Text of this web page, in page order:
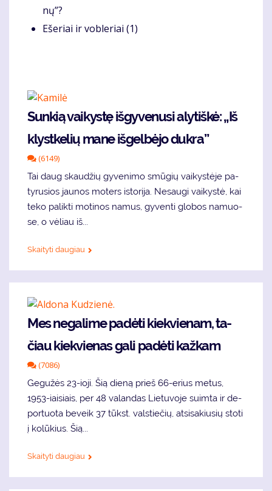
nų”?
Eše­riai ir vob­le­riai (1)
Sun­kią vai­kys­tę iš­gy­ve­nu­si aly­tiš­kė: „Iš
klyst­ke­lių ma­ne iš­gel­bė­jo duk­ra”
(6149)
Tai daug skau­džių gy­ve­ni­mo smū­gių vai­kys­tė­je pa­
ty­ru­sios jau­nos mo­ters is­to­ri­ja. Ne­sau­gi vai­kys­tė, kai
te­ko pa­lik­ti mo­ti­nos na­mus, gy­ven­ti glo­bos na­muo­
se, o vė­liau iš...
Skaityti daugiau
Mes ne­ga­li­me pa­dė­ti kiek­vie­nam, ta­
čiau kiek­vie­nas ga­li pa­dė­ti kaž­kam
(7086)
Ge­gu­žės 23-io­ji. Šią die­ną prieš 66-erius me­tus,
1953-iai­siais, per 48 va­lan­das Lie­tu­vo­je su­im­ta ir de­
por­tuo­ta be­veik 37 tūkst. vals­tie­čių, at­si­sa­kiu­sių sto­ti
į ko­lū­kius. Šią...
Skaityti daugiau